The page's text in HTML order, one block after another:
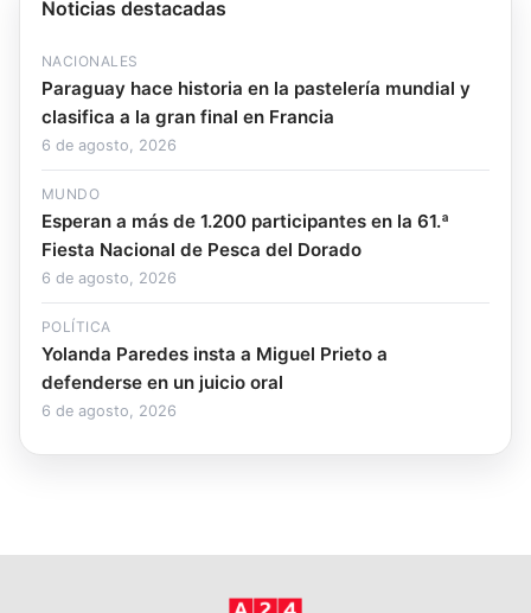
Noticias destacadas
NACIONALES
Paraguay hace historia en la pastelería mundial y
clasifica a la gran final en Francia
6 de agosto, 2026
MUNDO
Esperan a más de 1.200 participantes en la 61.ª
Fiesta Nacional de Pesca del Dorado
6 de agosto, 2026
POLÍTICA
Yolanda Paredes insta a Miguel Prieto a
defenderse en un juicio oral
6 de agosto, 2026